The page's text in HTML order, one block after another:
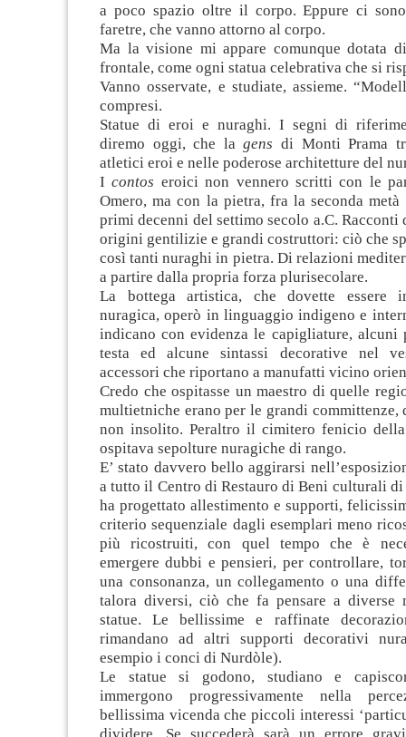
a poco spazio oltre il corpo. Eppure ci
faretre, che vanno attorno al corpo.
Ma la visione mi appare comunque dotata
frontale, come ogni statua celebrativa che si
Vanno osservate, e studiate, assieme.
compresi.
Statue di eroi e nuraghi. I segni di
diremo oggi, che lagens di Monti Prama
atletici eroi e nelle poderose architetture del
Icontos eroici non vennero scritti con le
Omero, ma con la pietra, fra la seconda
primi decenni del settimo secolo a.C. Racconti
origini gentilizie e grandi costruttori: ciò che
così tanti nuraghi in pietra. Di relazioni
a partire dalla propria forza plurisecolare.
La bottega artistica, che dovette essere
nuragica, operò in linguaggio indigeno e
indicano con evidenza le capigliature, alcuni
testa ed alcune sintassi decorative nel
accessori che riportano a manufatti vicino
Credo che ospitasse un maestro di quelle
multietniche erano per le grandi committenze,
non insolito. Peraltro il cimitero fenicio
ospitava sepolture nuragiche di rango.
E’ stato davvero bello aggirarsi
a tutto il Centro di Restauro di Beni culturali
ha progettato allestimento e supporti,
criterio sequenziale dagli esemplari meno
più ricostruiti, con quel tempo che è
emergere dubbi e pensieri, per controllare,
una consonanza, un collegamento o una
talora diversi, ciò che fa pensare a diverse
statue. Le bellissime e raffinate
rimandano ad altri supporti decorativi
esempio i conci di Nurdòle).
Le statue si godono, studiano e
immergono progressivamente nella
bellissima vicenda che piccoli interessi